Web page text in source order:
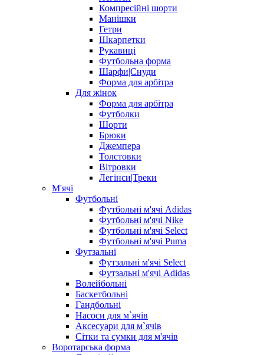
Компресійні шорти
Манішки
Гетри
Шкарпетки
Рукавиці
Футбольна форма
Шарфи|Снуди
Форма для арбітра
Для жінок
Форма для арбітра
Футболки
Шорти
Брюки
Джемпера
Толстовки
Вітровки
Легінси|Треки
М'ячі
Футбольні
Футбольні м'ячі Adidas
Футбольні м'ячі Nike
Футбольні м'ячі Select
Футбольні м'ячі Puma
Футзальні
Футзальні м'ячі Select
Футзальні м'ячі Adidas
Волейбольні
Баскетбольні
Гандбольні
Насоси для м`ячів
Аксесуари для м`ячів
Сітки та сумки для м'ячів
Воротарська форма